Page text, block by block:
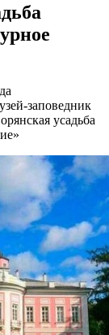
заповедник
усадьба